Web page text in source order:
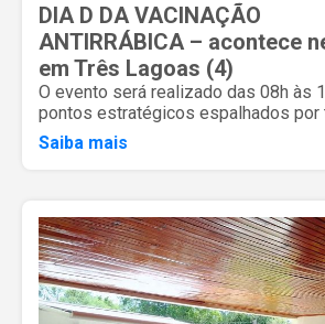
DIA D DA VACINAÇÃO
ANTIRRÁBICA – acontece
em Três Lagoas (4)
O evento será realizado das 08h às
pontos estratégicos espalhados por
Saiba mais